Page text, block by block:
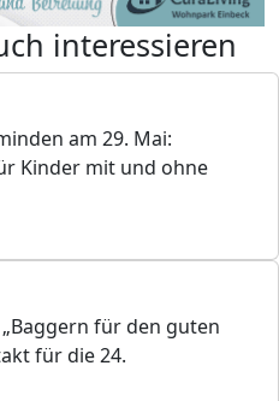
interessieren
am 29. Mai:
Kinder mit und ohne
für den guten
für die 24.